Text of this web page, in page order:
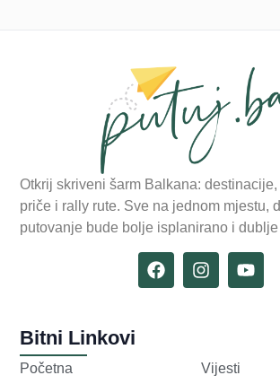
Otkrij skriveni šarm Balkana:
priče i rally rute. Sve na jednom mjestu,
putovanje bude bolje isplanirano i
Bitni Linkovi
Početna Vijesti